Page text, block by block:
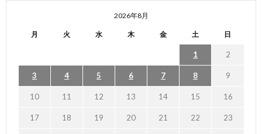
2026年8月
月 火 水 木 金 土 日
1 2
3 4 5 6 7 8 9
10 11 12 13 14 15 16
17 18 19 20 21 22 23